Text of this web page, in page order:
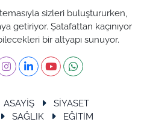
sizleri buluştururken,
getiriyor. Şatafattan kaçınıyor
bir altyapı sunuyor.
ASAYİŞ
SİYASET
SAĞLIK
EĞİTİM